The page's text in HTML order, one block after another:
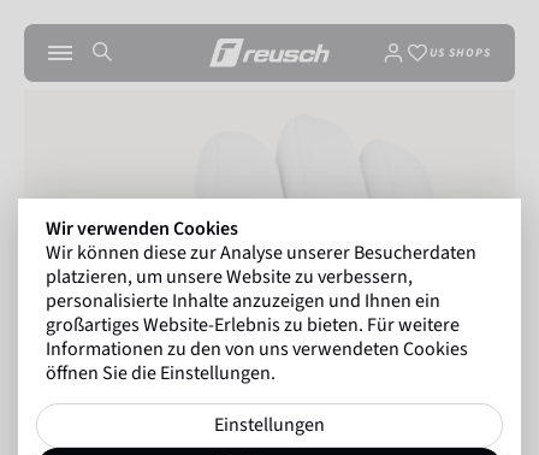
US SHOPS
Wir verwenden Cookies
Wir können diese zur Analyse unserer Besucherdaten
platzieren, um unsere Website zu verbessern,
personalisierte Inhalte anzuzeigen und Ihnen ein
großartiges Website-Erlebnis zu bieten. Für weitere
Informationen zu den von uns verwendeten Cookies
öffnen Sie die Einstellungen.
Einstellungen